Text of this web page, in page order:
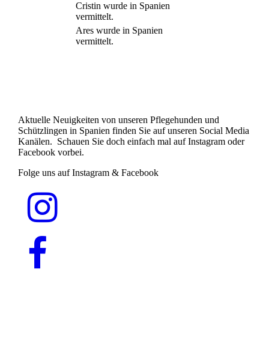
Cristin wurde in Spanien
vermittelt.
Ares wurde in Spanien
vermittelt.
Aktuelle Neuigkeiten von unseren Pflegehunden und
Schützlingen in Spanien finden Sie auf unseren Social Media
Kanälen. Schauen Sie doch einfach mal auf Instagram oder
Facebook vorbei.
Folge uns auf Instagram & Facebook